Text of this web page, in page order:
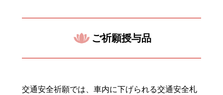
ご祈願授与品
交通安全祈願では、車内に下げられる交通安全札